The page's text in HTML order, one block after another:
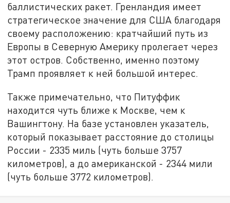
баллистических ракет. Гренландия имеет
стратегическое значение для США благодаря
своему расположению: кратчайший путь из
Европы в Северную Америку пролегает через
этот остров. Собственно, именно поэтому
Трамп проявляет к ней большой интерес.
Также примечательно, что Питуффик
находится чуть ближе к Москве, чем к
Вашингтону. На базе установлен указатель,
который показывает расстояние до столицы
России - 2335 миль (чуть больше 3757
километров), а до американской - 2344 мили
(чуть больше 3772 километров).